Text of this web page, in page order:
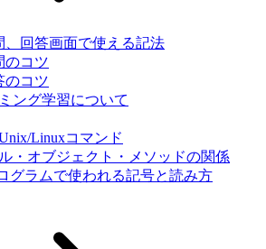
、回答画面で使える記法
のコツ
のコツ
ング学習について
Linuxコマンド
・オブジェクト・メソッドの関係
グラムで使われる記号と読み方